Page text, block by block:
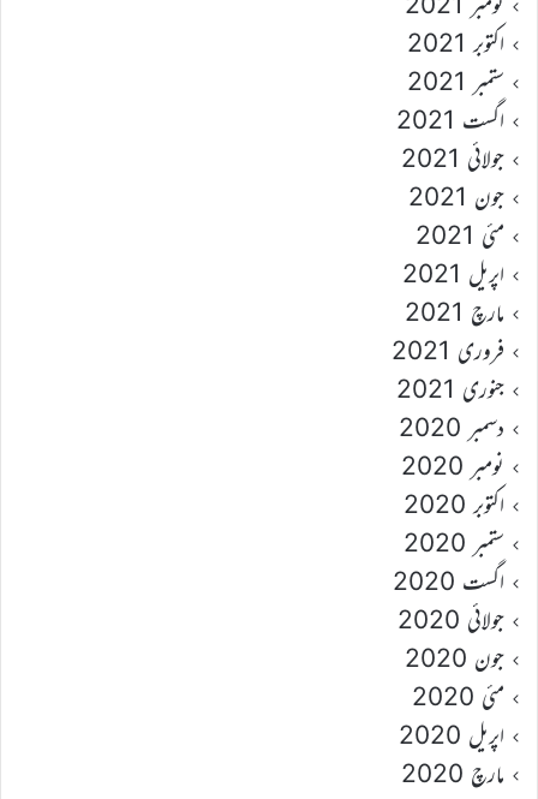
اکتوبر 2021
ستمبر 2021
اگست 2021
جولائی 2021
جون 2021
مئی 2021
اپریل 2021
مارچ 2021
فروری 2021
جنوری 2021
دسمبر 2020
نومبر 2020
اکتوبر 2020
ستمبر 2020
اگست 2020
جولائی 2020
جون 2020
مئی 2020
اپریل 2020
مارچ 2020